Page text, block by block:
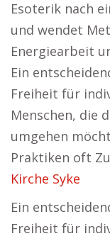
Esoterik nach
und wendet
Energiearbeit
Ein
Freiheit für
Menschen, die
umgehen
Praktiken oft
Kirche Syke
Ein
Freiheit für